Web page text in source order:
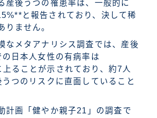
産後うつの罹患率は、一般的に
と報告されており、決して稀
りません。
なメタアナリシス調査では、産後
日本人女性の有病率は
ることが示されており、約7人
うつのリスクに直面していること
計画「健やか親子21」の調査で